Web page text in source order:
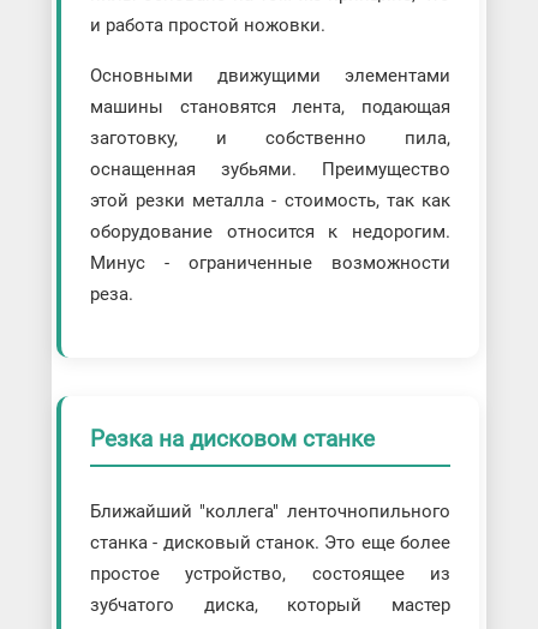
и работа простой ножовки.
Основными движущими элементами
машины становятся лента, подающая
заготовку, и собственно пила,
оснащенная зубьями. Преимущество
этой резки металла - стоимость, так как
оборудование относится к недорогим.
Минус - ограниченные возможности
реза.
Резка на дисковом станке
Ближайший "коллега" ленточнопильного
станка - дисковый станок. Это еще более
простое устройство, состоящее из
зубчатого диска, который мастер